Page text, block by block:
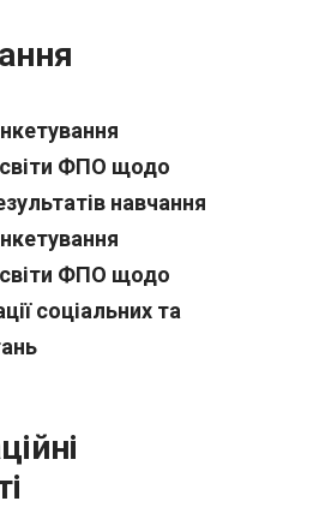
ФПО щодо
навчання
ФПО щодо
соціальних та